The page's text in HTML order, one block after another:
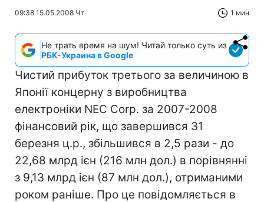
09:38 15.05.2008 Чт 1 мин
Не трать время на шум! Читай только суть из
РБК-Украина в Google
Чистий прибуток третього за величиною в
Японії концерну з виробництва
електроніки NEC Corp. за 2007-2008
фінансовий рік, що завершився 31
березня ц.р., збільшився в 2,5 рази - до
22,68 млрд ієн (216 млн дол.) в порівнянні
з 9,13 млрд ієн (87 млн дол.), отриманими
роком раніше. Про це повідомляється в